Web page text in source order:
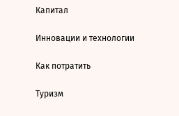
Капитал
Инновации и технологии
Как потратить
Туризм